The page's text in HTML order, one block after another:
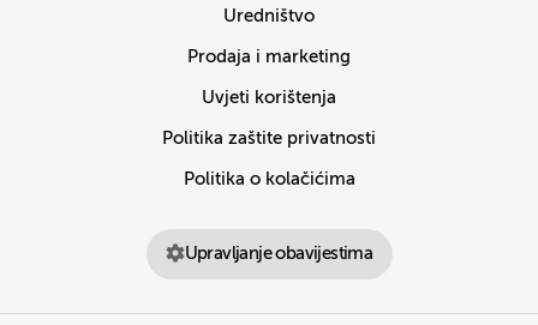
Uredništvo
Prodaja i marketing
Uvjeti korištenja
Politika zaštite privatnosti
Politika o kolačićima
Upravljanje obavijestima